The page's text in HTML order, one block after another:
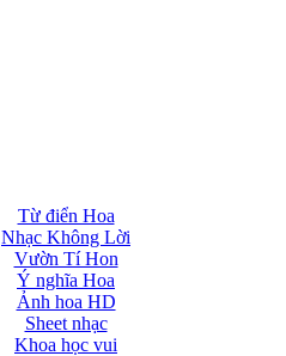
Từ điển Hoa
Nhạc Không Lời
Vườn Tí Hon
Ý nghĩa Hoa
Ảnh hoa HD
Sheet nhạc
Khoa học vui